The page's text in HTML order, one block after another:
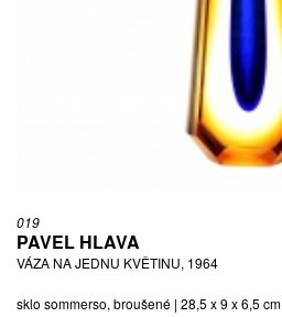
019
PAVEL HLAVA
VÁZA NA JEDNU KVĚTINU, 1964
sklo sommerso, broušené | 28,5 x 9 x 6,5 cm